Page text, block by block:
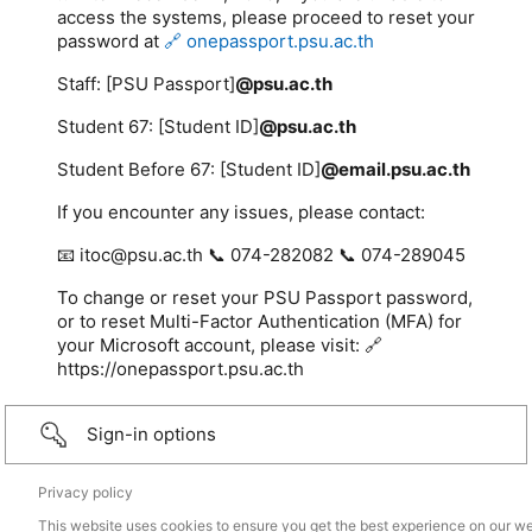
access the systems, please proceed to reset your
password at 🔗 onepassport.psu.ac.th
Staff: [PSU Passport]@psu.ac.th
Student 67: [Student ID]@psu.ac.th
Student Before 67: [Student ID]@email.psu.ac.th
If you encounter any issues, please contact:
📧 itoc@psu.ac.th 📞 074-282082 📞 074-289045
To change or reset your PSU Passport password,
or to reset Multi-Factor Authentication (MFA) for
your Microsoft account, please visit: 🔗
https://onepassport.psu.ac.th
Sign-in options
Privacy policy
This website uses cookies to ensure you get the best experience on our